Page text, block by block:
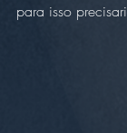
para isso